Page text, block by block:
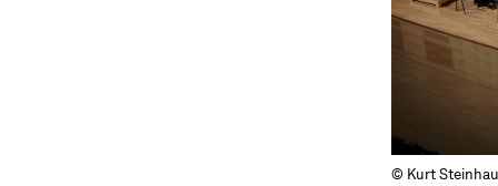
© Kurt